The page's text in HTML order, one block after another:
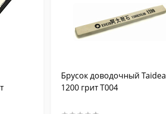
Брусок доводочный Taidea
1200 грит T004